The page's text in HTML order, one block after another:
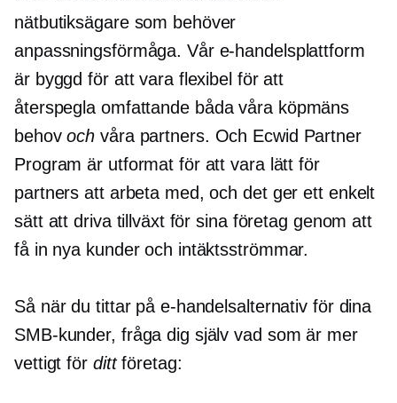
nätbutiksägare som behöver
anpassningsförmåga. Vår e-handelsplattform
är byggd för att vara flexibel för att
återspegla omfattandebåda våra köpmäns
behovoch våra partners. Och Ecwid Partner
Program är utformat för att vara lätt för
partners att arbeta med, och det ger ett enkelt
sätt att driva tillväxt för sina företag genom att
få in nya kunder och intäktsströmmar.
Så när du tittar på e-handelsalternativ för dina
SMB-kunder, fråga dig själv vad som är mer
vettigt för dittföretag: